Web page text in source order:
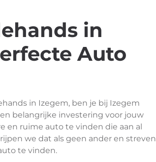
in
Auto
in Izegem, ben je bij Izegem
belangrijke investering voor jouw
en ruime auto te vinden die aan al
we dat als geen ander en streven
te vinden.